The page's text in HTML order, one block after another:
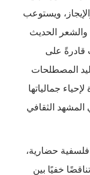
ويستوعب
والشعر الحديث
قادرةً على
المصطلحات
جمالياتها
المشهد الثقافي
حضارية،
خفيًا بين